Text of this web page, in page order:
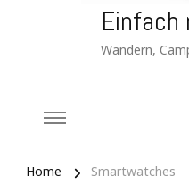
Wandern,
Home Smartwatches